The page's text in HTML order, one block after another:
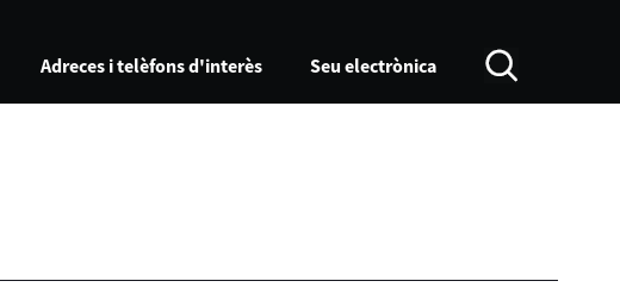
Adreces i telèfons d'interès Seu electrònica